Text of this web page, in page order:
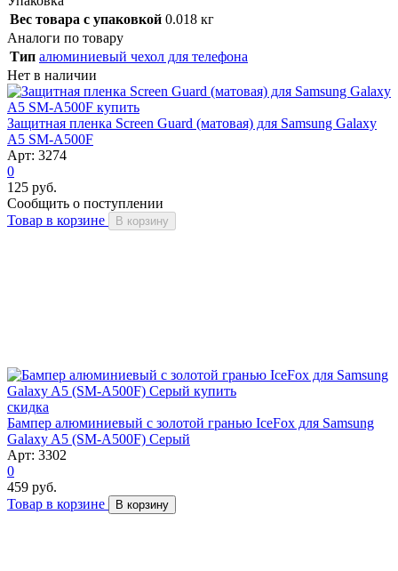
Вес товара с упаковкой 0.018 кг
Аналоги по товару
Тип алюминиевый чехол для телефона
Нет в наличии
Защитная пленка Screen Guard (матовая) для Samsung Galaxy
A5 SM-A500F
Арт: 3274
0
125 руб.
Сообщить о поступлении
Товар в корзине
В корзину
скидка
Бампер алюминиевый с золотой гранью IceFox для Samsung
Galaxy A5 (SM-A500F) Серый
Арт: 3302
0
459 руб.
Товар в корзине
В корзину